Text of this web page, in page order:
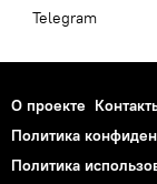
Telegram
О проекте
Политика
Политика